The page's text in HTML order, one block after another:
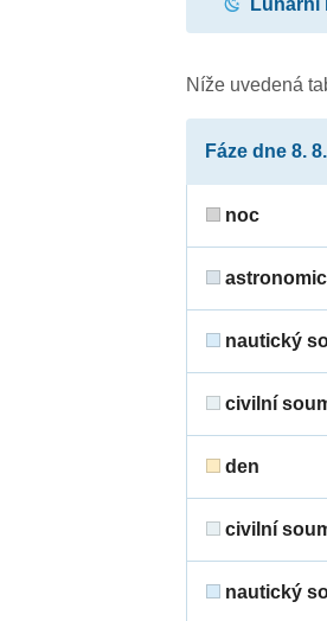
Níže uvedená
Fáze dne 8.
noc
nautický
civilní
den
civilní
nautický